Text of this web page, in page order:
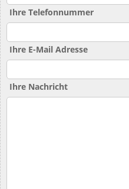
Ihre Telefonnummer
Ihre E-Mail Adresse
Ihre Nachricht